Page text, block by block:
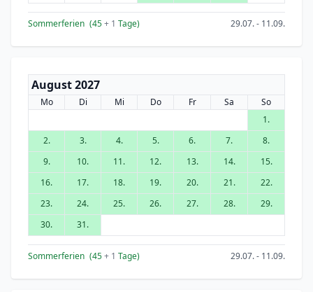
Sommerferien (45+ 1 Tage) 29.07. - 11.09.
August 2027
Mo Di Mi Do Fr Sa
So
1.
2.
3. 4. 5. 6. 7.
8.
9.
10. 11. 12. 13. 14.
15.
16.
17. 18. 19. 20. 21.
22.
23.
24. 25. 26. 27. 28.
29.
30.
31.
Sommerferien (45+ 1 Tage) 29.07. - 11.09.